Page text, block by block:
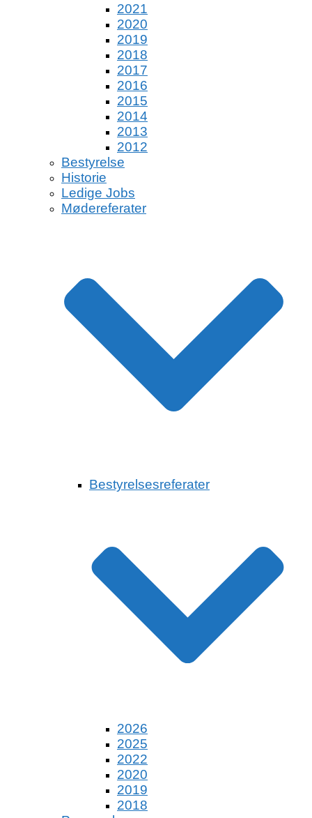
2021
2020
2019
2018
2017
2016
2015
2014
2013
2012
Bestyrelse
Historie
Ledige Jobs
Mødereferater
Bestyrelsesreferater
2026
2025
2022
2020
2019
2018